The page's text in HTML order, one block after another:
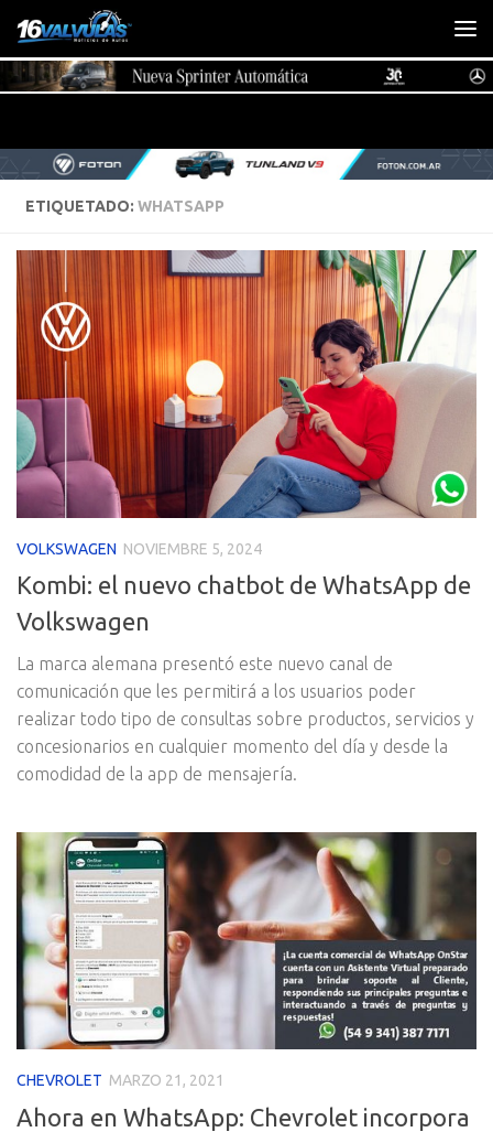
Saltar al contenido
ETIQUETADO: WHATSAPP
VOLKSWAGEN NOVIEMBRE 5, 2024
Kombi: el nuevo chatbot de WhatsApp de
Volkswagen
La marca alemana presentó este nuevo canal de
comunicación que les permitirá a los usuarios poder
realizar todo tipo de consultas sobre productos, servicios y
concesionarios en cualquier momento del día y desde la
comodidad de la app de mensajería.
CHEVROLET MARZO 21, 2021
Ahora en WhatsApp: Chevrolet incorpora